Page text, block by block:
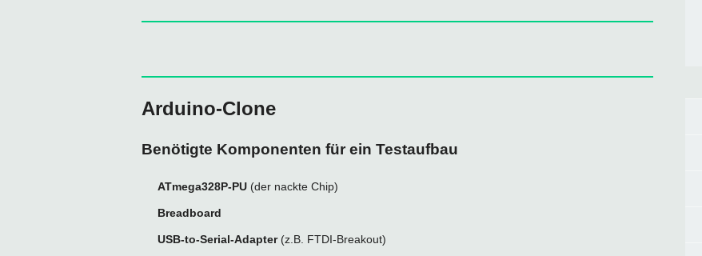
Arduino-Clone
Benötigte Komponenten für ein Testaufbau
ATmega328P-PU(der nackte Chip)
Breadboard
USB-to-Serial-Adapter(z.B. FTDI-Breakout)